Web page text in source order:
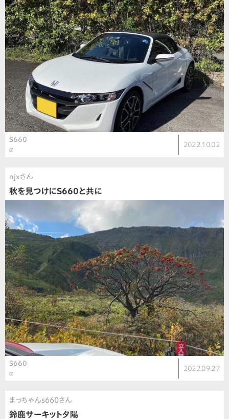
S660
α
2022.10.02
njxさん
秋を見つけにS660と共に
S660
α
2022.09.27
まっちゃんs660さん
鈴鹿サーキット夕陽